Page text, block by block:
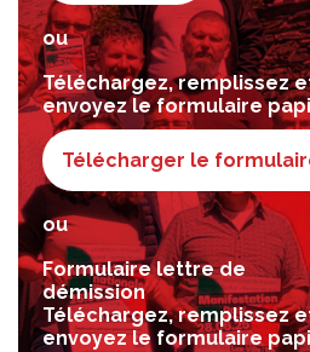
ou
Téléchargez, remplissez
envoyez le formulaire
Télécharger le
ou
Formulaire lettre de
démission
Téléchargez, remplissez
envoyez le formulaire